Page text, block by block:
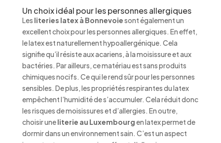
Un choix idéal pour les personnes allergiques
Les literies latex à Bonnevoiesont également un
excellent choix pour les personnes allergiques. En effet,
le latex est naturellement hypoallergénique. Cela
signifie qu’il résiste aux acariens, à la moisissure et aux
bactéries. Par ailleurs, ce matériau est sans produits
chimiques nocifs. Ce qui le rend sûr pour les personnes
sensibles. De plus, les propriétés respirantes du latex
empêchent l’humidité de s’accumuler. Cela réduit donc
les risques de moisissures et d’allergies. En outre,
choisir uneliterie au Luxembourgen latex permet de
dormir dans un environnement sain. C’est un aspect